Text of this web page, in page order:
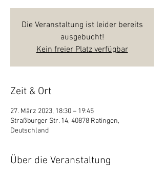
Die Veranstaltung ist leider bereits
ausgebucht!
Kein freier Platz verfügbar
Zeit & Ort
27. März 2023, 18:30 – 19:45
Straßburger Str. 14, 40878 Ratingen,
Deutschland
Über die Veranstaltung